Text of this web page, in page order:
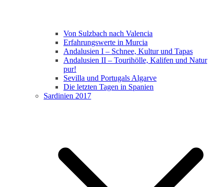
Von Sulzbach nach Valencia
Erfahrungswerte in Murcia
Andalusien I – Schnee, Kultur und Tapas
Andalusien II – Tourihölle, Kalifen und Natur
pur!
Sevilla und Portugals Algarve
Die letzten Tagen in Spanien
Sardinien 2017